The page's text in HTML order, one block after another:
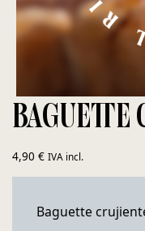
BAGUETTE
4,90 € IVA incl.
Baguette